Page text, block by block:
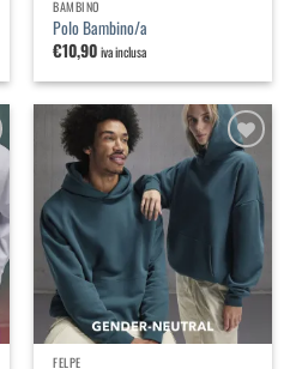
BAMBINO
Polo Bambino/a
€10,90iva inclusa
Aggiungi
alla
lista dei
desideri
FELPE